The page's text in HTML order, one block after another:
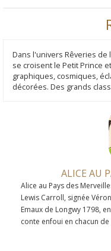
Dans l'univers Rêveries de
se croisent le Petit Prince
graphiques, cosmiques,
décorées. Des grands
ALICE AU
Alice au Pays des
Lewis Carroll, signée
Emaux de Longwy 1798,
conte enfoui en chacun de